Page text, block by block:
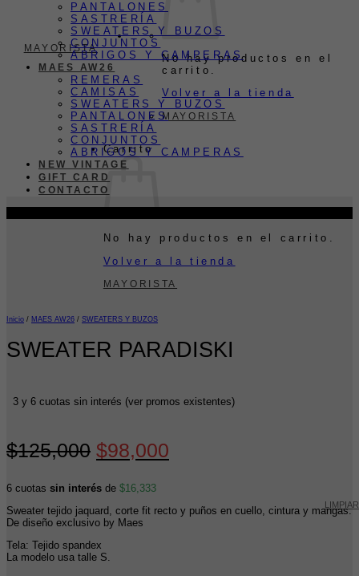
MAYORISTA
No hay productos en el
carrito.
Volver a la tienda
MAYORISTA
Carrito
No hay productos en el carrito.
Volver a la tienda
MAYORISTA
PANTALONES
SASTRERÍA
SWEATERS Y BUZOS
CONJUNTOS
ABRIGOS Y CAMPERAS
MAES AW26
REMERAS
CAMISAS
SWEATERS Y BUZOS
PANTALONES
SASTRERÍA
CONJUNTOS
ABRIGOS Y CAMPERAS
NEW VINTAGE
GIFT CARD
CONTACTO
Inicio / MAES AW26 / SWEATERS Y BUZOS
SWEATER PARADISKI
3 y 6 cuotas sin interés (ver promos existentes)
$125,000 El
original
era:
$125,000.
$98,000
es:
6 cuotas sin interés de $16,333
Sweater tejido jaquard, corte fit recto y puños en cuello, cintura y mangas.
De diseño exclusivo by Maes
Tela: Tejido spandex
La modelo usa talle S.
LIMPIAR